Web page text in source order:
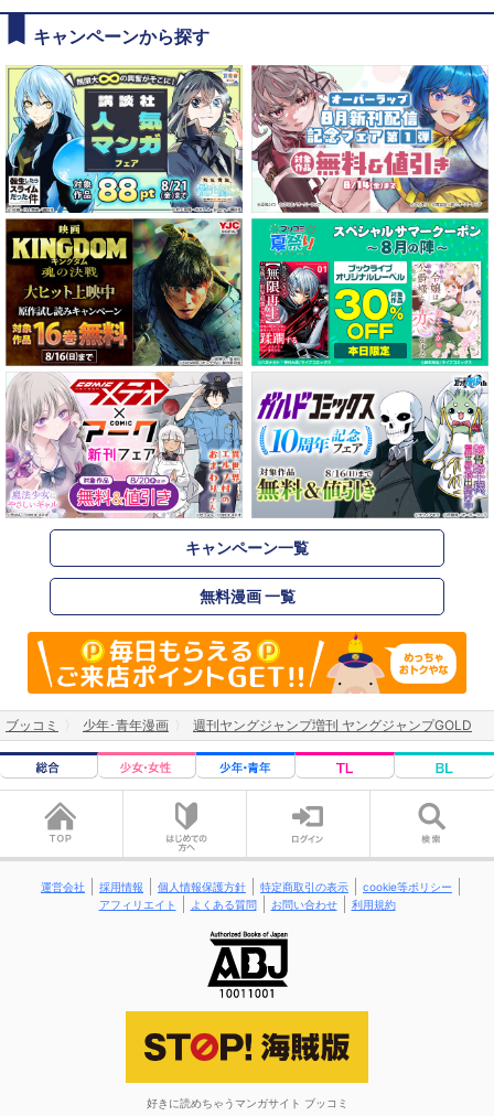
キャンペーンから探す
キャンペーン一覧
無料漫画 一覧
ブッコミ 少年･青年漫画 週刊ヤングジャンプ増刊 ヤングジャンプGOLD
運営会社 採用情報 個人情報保護方針 特定商取引の表示
cookie等ポリシー
アフィリエイト
よくある質問 お問い合わせ 利用規約
好きに読めちゃうマンガサイト ブッコミ